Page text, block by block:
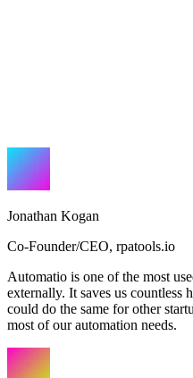
Jonathan Kogan
Co-Founder/CEO, rpatools.io
Automatio is one of the most
externally. It saves us countless
could do the same for other
most of our automation needs.